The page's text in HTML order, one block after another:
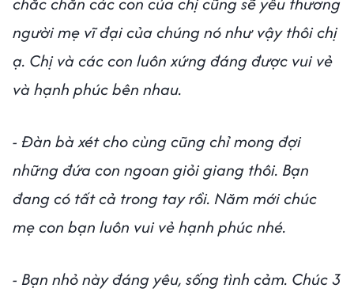
người mẹ vĩ đại của chúng nó như vậy thôi chị
ạ. Chị và các con luôn xứng đáng được vui vẻ
và hạnh phúc bên nhau.
- Đàn bà xét cho cùng cũng chỉ mong đợi
những đứa con ngoan giỏi giang thôi. Bạn
đang có tất cả trong tay rồi. Năm mới chúc
mẹ con bạn luôn vui vẻ hạnh phúc nhé.
- Bạn nhỏ này đáng yêu, sống tình cảm. Chúc 3